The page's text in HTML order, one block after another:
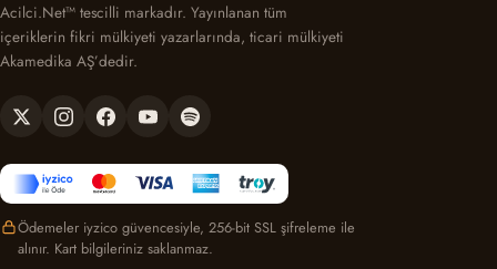
Acilci.Net™ tescilli markadır. Yayınlanan tüm
içeriklerin fikri mülkiyeti yazarlarında, ticari mülkiyeti
Akamedika AŞ’dedir.
Ödemeler iyzico güvencesiyle, 256-bit SSL şifreleme ile
alınır. Kart bilgileriniz saklanmaz.